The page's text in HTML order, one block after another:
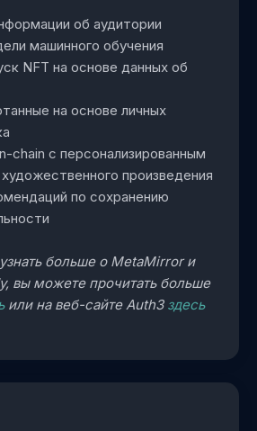
об аудитории
машинного обучения
NFT на основе данных об
на основе личных
chain с персонализированным
произведения
по сохранению
больше о MetaMirror и
вы можете прочитать больше
или на веб-сайте Auth3 здесь